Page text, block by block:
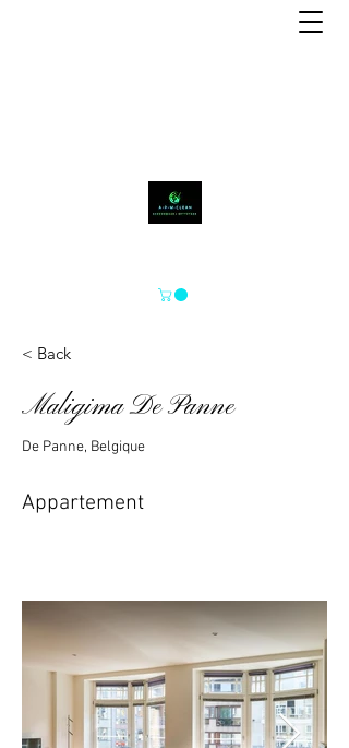
< Back
Maligima De Panne
De Panne, Belgique
Appartement